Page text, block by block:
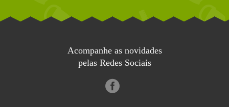
Acompanhe as novidades
pelas Redes Sociais